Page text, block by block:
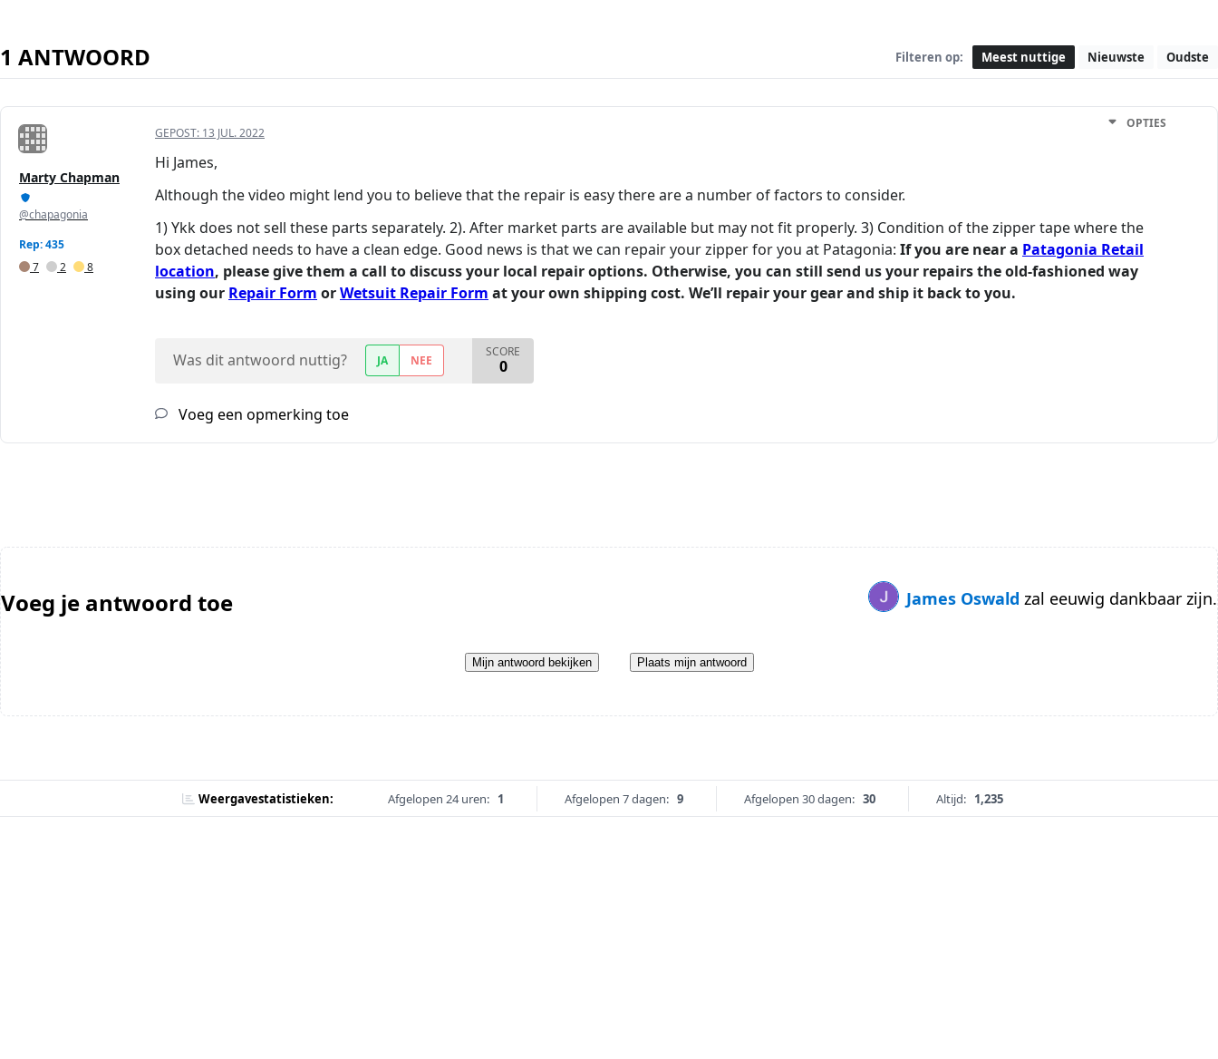
1 ANTWOORD Filteren op: Meest nuttige Nieuwste Oudste
Marty Chapman
@chapagonia
Rep: 435
7
2 8
GEPOST: 13 JUL. 2022
OPTIES
Hi James,
Although the video might lend you to believe that the repair is easy there are a number of factors to consider.
1) Ykk does not sell these parts separately. 2). After market parts are available but may not fit properly. 3) Condition of the zipper tape where the
box detached needs to have a clean edge. Good news is that we can repair your zipper for you at Patagonia: If you are near a Patagonia Retail
location, please give them a call to discuss your local repair options. Otherwise, you can still send us your repairs the old-fashioned way
using our Repair Form orWetsuit Repair Form at your own shipping cost. We’ll repair your gear and ship it back to you.
Was dit antwoord nuttig? JA NEE
SCORE
0
Voeg een opmerking toe
Voeg je antwoord toe James Oswald zal eeuwig dankbaar zijn.
Mijn antwoord bekijken Plaats mijn antwoord
Weergavestatistieken: Afgelopen 24 uren: 1 Afgelopen 7 dagen: 9 Afgelopen 30 dagen: 30 Altijd: 1,235